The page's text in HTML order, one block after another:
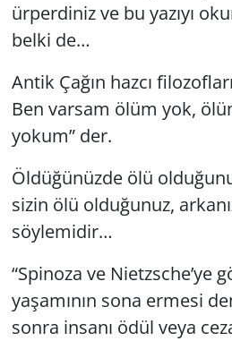
ürperdiniz ve bu yazıyı
belki de…
Antik Çağın hazcı
Ben varsam ölüm yok,
yokum” der.
Öldüğünüzde ölü
sizin ölü olduğunuz,
söylemidir…
“Spinoza ve Nietzsche’ye
yaşamının sona ermesi
sonra insanı ödül veya
GÜNDEM
HABERDE İNSAN
KÜLTÜR SANAT
MAGAZİN
POLİTİKA
RESMİ İLANLAR
SAĞLIK